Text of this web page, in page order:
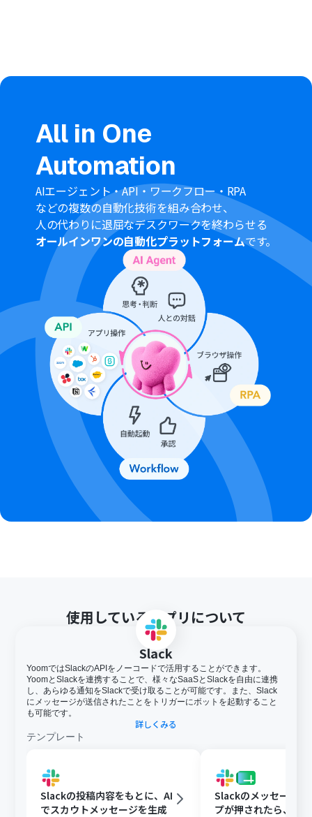
の指示（プロンプト）を任意の内容に設定してくださ
指示（プロンプト）を任意の内容に設定してください。
Slackの返信メッセージは、前段で取得した情報を使用し
Googleドキュメントへの追加設定では、記録先となるド
キュメントのIDや、追加するテキストのフォーマットを
任意で設定してください。
■注意事項
Slack、Perplexity、OpenAI、Googleドキュメントのそ
れぞれとYoomを連携してください。
OpenAIのアクションを実行するには、
OpenAIのAPI有料
プラン
の契約が必要です。（APIが使用されたときに支払
いができる状態）
OpenAIのAPIはAPI疎通時のトークンにより従量課金され
る仕組みとなっています。そのため、API使用時にお支払
いが行える状況でない場合エラーが発生しますのでご注
意ください。
All in One
Automation
AIエージェント・API・ワークフロー・RPA
などの複数の自動化技術を組み合わせ、
人の代わりに退屈なデスクワークを終わらせる
オールインワンの自動化プラットフォームです。
使用しているアプリについて
Slack
YoomではSlackのAPIをノーコードで活用することができます。
YoomとSlackを連携することで、様々なSaaSとSlackを自由に連携
し、あらゆる通知をSlackで受け取ることが可能です。また、Slack
にメッセージが送信されたことをトリガーにボットを起動すること
も可能です。
詳しくみる
テンプレート
Slackの投稿内容をもとに、AI
でスカウトメッセージを生成
Slackのメッセージに
プが押されたら、